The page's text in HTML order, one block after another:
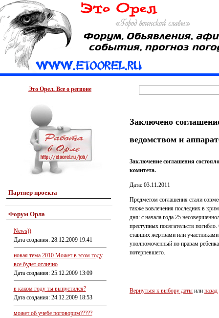
Это Орел. Все о регионе
Партнер проекта
Форум Орла
News))
Дата создания: 28.12.2009 19:41
новая тема 2010 Может в этом году
все будет отлично
Дата создания: 25.12.2009 13:09
в каком году ты выпустился?
Дата создания: 24.12.2009 18:53
может об учебе поговорим?????
Заключено
ведомством и
Заключение соглашения
комитета.
Дата: 03.11.2011
Предметом соглашения стали
также вовлечения последних в
дня: с начала года 25
преступных посягательств
ставших жертвами или участниками
уполномоченный по правам ребенка
потерпевшего.
Вернуться к выбору даты или назад